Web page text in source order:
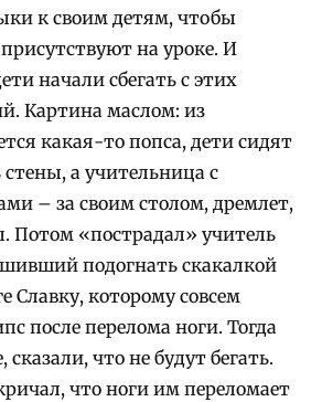
к своим детям, чтобы
на уроке. И
начали сбегать с этих
Картина маслом: из
какая-то попса, дети сидят
стены, а учительница с
– за своим столом, дремлет,
Потом «пострадал» учитель
подогнать скакалкой
Славку, которому совсем
после перелома ноги. Тогда
сказали, что не будут бегать.
что ноги им переломает